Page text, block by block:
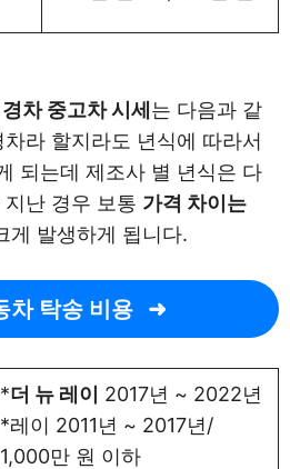
차 중고차 시세 는 다음과 같
라 할지라도 년식에 따라서
되는데 제조사 별 년식은 다
난 경우 보통 가격 차이는
게 발생하게 됩니다.
차 탁송 비용
*더 뉴 레이
2017년 ~ 2022년
*레이 2011년 ~ 2017년/
1,000만 원 이하